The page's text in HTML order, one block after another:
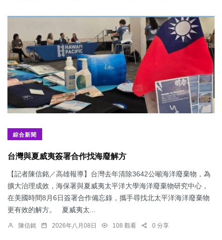
綜合新聞
台灣與夏威夷簽署合作找海廢解方
【記者陳信銘／高雄報導】台灣去年清除3642公噸海洋廢棄物，為
擴大治理成效，海保署與夏威夷太平洋大學海洋廢棄物研究中心，
在美國時間8月6日簽署合作備忘錄，攜手尋找北太平洋海洋廢棄物
更有效的解方。 夏威夷太...
陳信銘 2026年八月08日 108 觀看 0 分享